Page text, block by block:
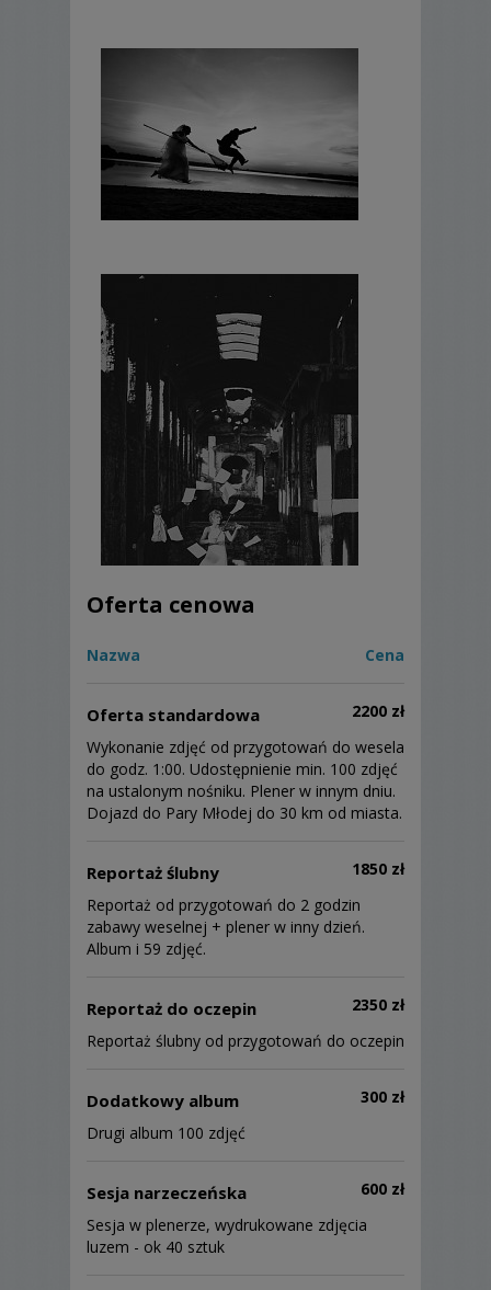
Oferta cenowa
Nazwa Cena
Oferta standardowa
2200 zł
Wykonanie zdjęć od przygotowań do wesela
do godz. 1:00. Udostępnienie min. 100 zdjęć
na ustalonym nośniku. Plener w innym dniu.
Dojazd do Pary Młodej do 30 km od miasta.
Reportaż ślubny
1850 zł
Reportaż od przygotowań do 2 godzin
zabawy weselnej + plener w inny dzień.
Album i 59 zdjęć.
Reportaż do oczepin
2350 zł
Reportaż ślubny od przygotowań do oczepin
Dodatkowy album
300 zł
Drugi album 100 zdjęć
Sesja narzeczeńska
600 zł
Sesja w plenerze, wydrukowane zdjęcia
luzem - ok 40 sztuk